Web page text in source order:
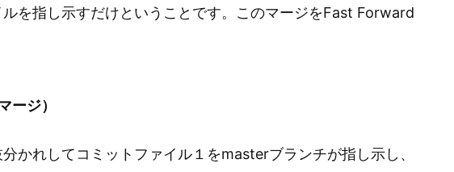
を指し示すだけということです。このマージをFast Forward
ージ）
かれしてコミットファイル１をmasterブランチが指し示し、